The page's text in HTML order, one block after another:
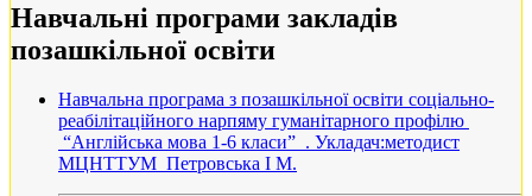
Навчальні програми закладів
позашкільної освіти
Навчальна програма з позашкільної освіти соціально-
реабілітаційного нарпяму гуманітарного профілю
“Англійська мова 1-6 класи” . Укладач:методист
МЦНТТУМ Петровська І М.